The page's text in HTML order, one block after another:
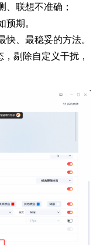
、联想不准确；
期。
、最稳妥的方法。
剔除自定义干扰，